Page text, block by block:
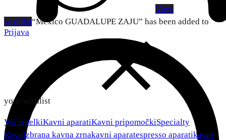
Prijava
View
wishlist“Mexico GUADALUPE ZAJU” has been added to
your wishlist
Vsi izdelkiKavni aparatiKavni pripomočkiSpecialty
KavaIzbrana kavna zrnakavni aparatespresso aparatikavni